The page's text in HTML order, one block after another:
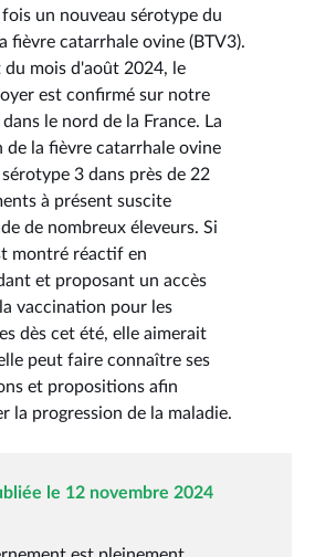
un nouveau sérotype du
fièvre catarrhale ovine (BTV3).
du mois d'août 2024, le
est confirmé sur notre
le nord de la France. La
de la fièvre catarrhale ovine
sérotype 3 dans près de 22
à présent suscite
de nombreux éleveurs. Si
montré réactif en
et proposant un accès
vaccination pour les
dès cet été, elle aimerait
peut faire connaître ses
et propositions afin
la progression de la maladie.
le 12 novembre 2024